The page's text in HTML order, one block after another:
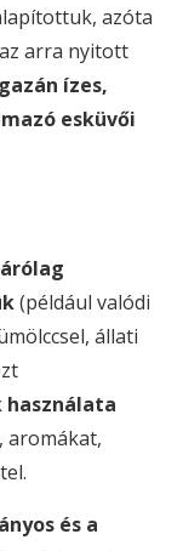
azóta
arra nyitott
ízes,
esküvői
(például valódi
állati
aromákat,
és a